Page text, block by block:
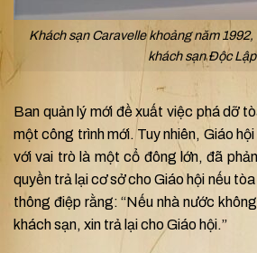
Khách sạn Caravelle khoảng năm
khách sạn Độc Lập
Ban quản lý mới đề xuất việc phá dỡ
một công trình mới. Tuy nhiên, Giáo
với vai trò là một cổ đông lớn, đã
quyền trả lại cơ sở cho Giáo hội nếu
thông điệp rằng: “Nếu nhà nước
khách sạn, xin trả lại cho Giáo hội.”